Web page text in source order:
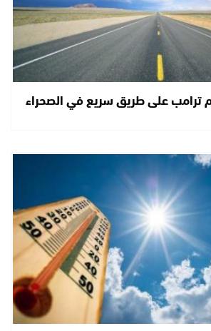
ترامب على طريق سريع في الصحراء